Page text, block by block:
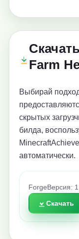
Farm
Выбирай
скрытых
билда,
автоматически.
ForgeВерсия:
Скачать